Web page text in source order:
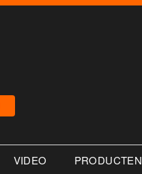
VIDEO PRODUCTEN